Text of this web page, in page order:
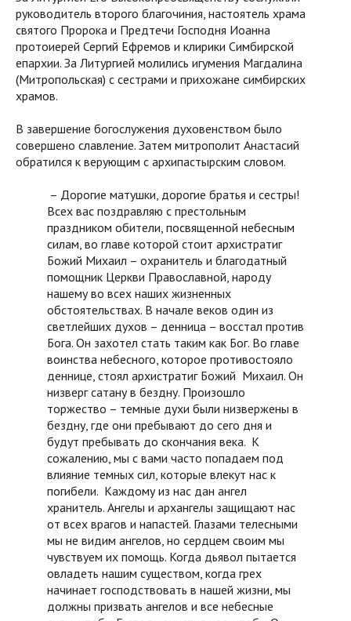
руководитель второго благочиния, настоятель храма
святого Пророка и Предтечи Господня Иоанна
протоиерей Сергий Ефремов и клирики Симбирской
епархии. За Литургией молились игумения Магдалина
(Митропольская) с сестрами и прихожане симбирских
храмов.
В завершение богослужения духовенством было
совершено славление. Затем митрополит Анастасий
обратился к верующим с архипастырским словом.
– Дорогие матушки, дорогие братья и сестры!
Всех вас поздравляю с престольным
праздником обители, посвященной небесным
силам, во главе которой стоит архистратиг
Божий Михаил – охранитель и благодатный
помощник Церкви Православной, народу
нашему во всех наших жизненных
обстоятельствах. В начале веков один из
светлейших духов – денница – восстал против
Бога. Он захотел стать таким как Бог. Во главе
воинства небесного, которое противостояло
деннице, стоял архистратиг Божий Михаил. Он
низверг сатану в бездну. Произошло
торжество – темные духи были низвержены в
бездну, где они пребывают до сего дня и
будут пребывать до скончания века. К
сожалению, мы с вами часто попадаем под
влияние темных сил, которые влекут нас к
погибели. Каждому из нас дан ангел
хранитель. Ангелы и архангелы защищают нас
от всех врагов и напастей. Глазами телесными
мы не видим ангелов, но сердцем своим мы
чувствуем их помощь. Когда дьявол пытается
овладеть нашим существом, когда грех
начинает господствовать в нашей жизни, мы
должны призвать ангелов и все небесные